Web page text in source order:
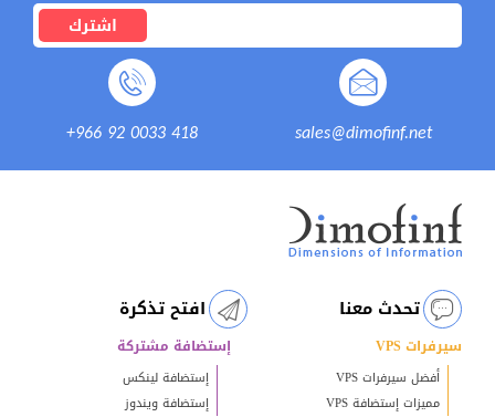
اشترك
sales@dimofinf.net
+966 92 0033 418
تحدث معنا افتح تذكرة
سيرفرات VPS
أفضل سيرفرات VPS
مميزات إستضافة VPS
إستضافة مشتركة
إستضافة لينكس
إستضافة ويندوز